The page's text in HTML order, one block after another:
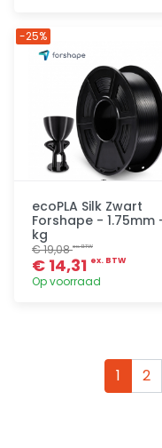
ecoPLA Silk Zwart
Forshape - 1.75mm
kg
€ 19,08ex. BTW
€ 14,31 ex. BTW
Op voorraad
-25%
1 2